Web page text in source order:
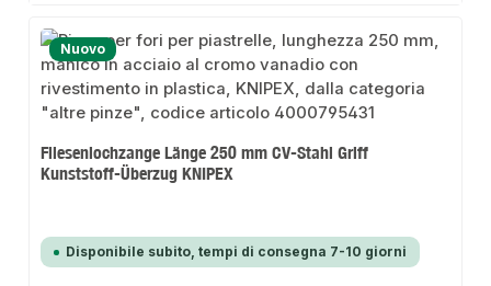
Nuovo
Fliesenlochzange Länge 250 mm CV-Stahl Griff
Kunststoff-Überzug KNIPEX
Disponibile subito, tempi di consegna 7-10 giorni